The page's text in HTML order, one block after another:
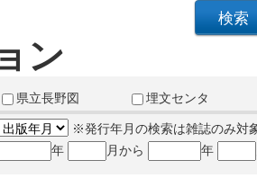
ン
県立長野図
埋文センタ
※発行年月の検索は雑誌のみ対
年
月から 年